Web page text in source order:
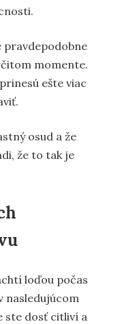
pravdepodobne
momente.
ešte viac
osud a že
že to tak je
loďou počas
nasledujúcom
ste dosť citliví a